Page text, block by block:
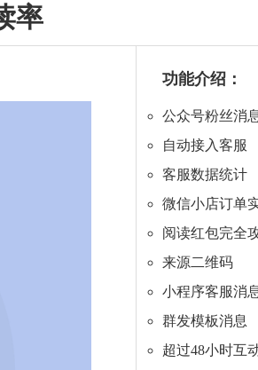
率
功能介绍：
公众号粉丝消
自动接入客服
客服数据统计
微信小店订单
阅读红包完全
来源二维码
小程序客服消
群发模板消息
超过48小时互